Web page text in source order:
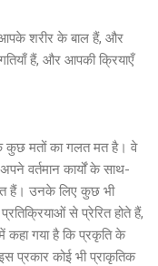
आपके शरीर के बाल हैं, और
हैं, और आपकी क्रियाएँ
कुछ मतों का गलत मत है। वे
वर्तमान कार्यों के साथ-
हैं। उनके लिए कुछ भी
से प्रेरित होते हैं,
कहा गया है कि प्रकृति के
प्रकार कोई भी प्राकृतिक